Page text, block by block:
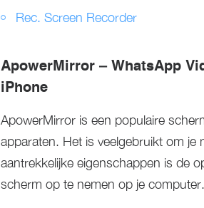
Rec. Screen Recorder
ApowerMirror – WhatsApp
iPhone
ApowerMirror is een populaire
apparaten. Het is veelgebruikt om je
aantrekkelijke eigenschappen is de
scherm op te nemen op je computer.